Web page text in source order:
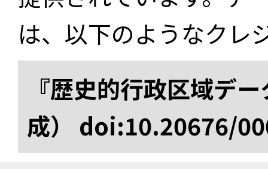
は、以下のようなクレ
『歴史的行政区域デ
成） doi:10.20676/